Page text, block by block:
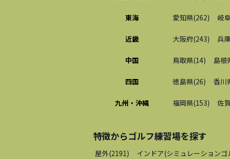
東海 愛知県(262) 岐
近畿 大阪府(243) 兵
中国 鳥取県(14) 島根
四国 徳島県(26) 香川
九州・沖縄 福岡県(153) 佐
特徴からゴルフ練習場を探す
屋外(2191) インドア(シミュレーションゴ